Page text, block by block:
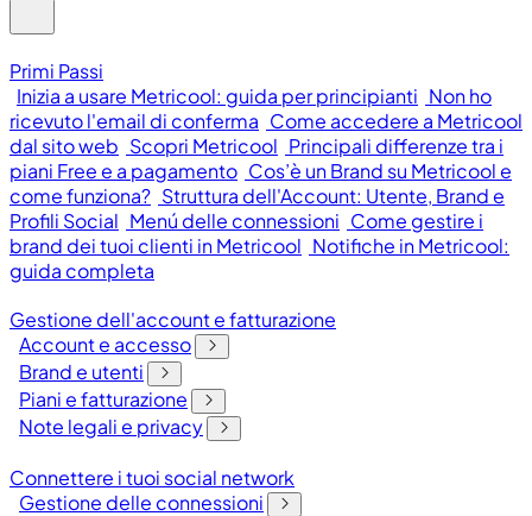
Primi Passi
Inizia a usare Metricool: guida per principianti Non ho
ricevuto l'email di conferma Come accedere a Metricool
dal sito web Scopri Metricool Principali differenze tra i
piani Free e a pagamento Cos’è un Brand su Metricool e
come funziona? Struttura dell'Account: Utente, Brand e
Profili Social Menú delle connessioni Come gestire i
brand dei tuoi clienti in Metricool Notifiche in Metricool:
guida completa
Gestione dell'account e fatturazione
Account e accesso
Brand e utenti
Piani e fatturazione
Note legali e privacy
Connettere i tuoi social network
Gestione delle connessioni